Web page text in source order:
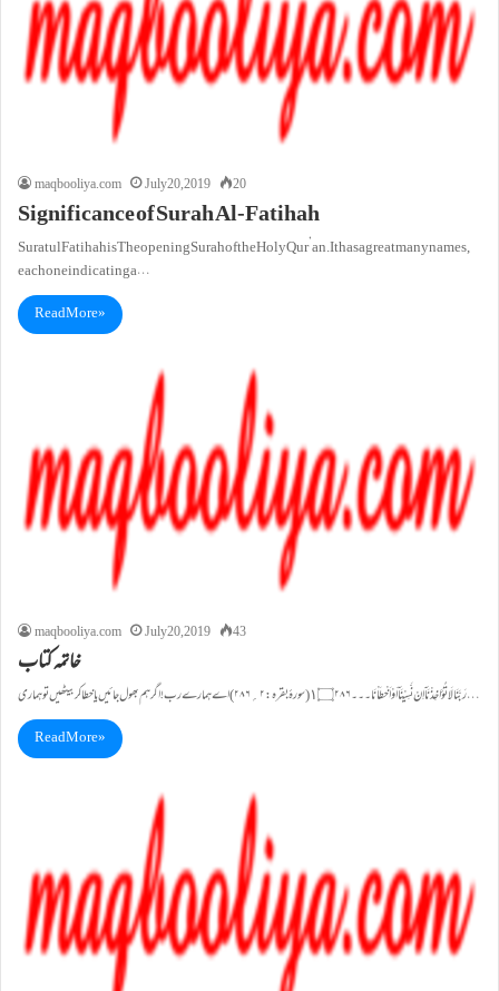
maqbooliya.com July 20, 2019 20
Significance of Surah Al-Fatihah
Suratul Fatihah is The opening Surah of the Holy Qur’an. It has a great many names,
each one indicating a…
Read More »
maqbooliya.com July 20, 2019 43
خاتمہ کتاب
رَبَّنَا لَا تُؤَاخِـذْنَاۤ اِنْ نَّسِیْنَاۤ اَوْ اَخْـطَاْنَا۔۔۔١۝۲۸۶(سورۂ بقرہ:۲؍۲۸۶) اے ہمارے رب! اگر ہم بھول جائیں یا خطا کربیٹھیں تو ہماری…
Read More »